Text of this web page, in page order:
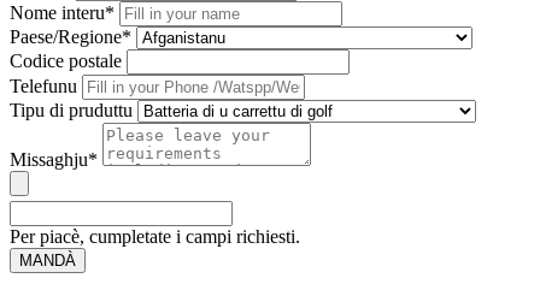
Nome interu*
Paese/Regione*
Codice postale
Telefunu
Tipu di pruduttu
Missaghju*
Per piacè, cumpletate i campi richiesti.
MANDÀ